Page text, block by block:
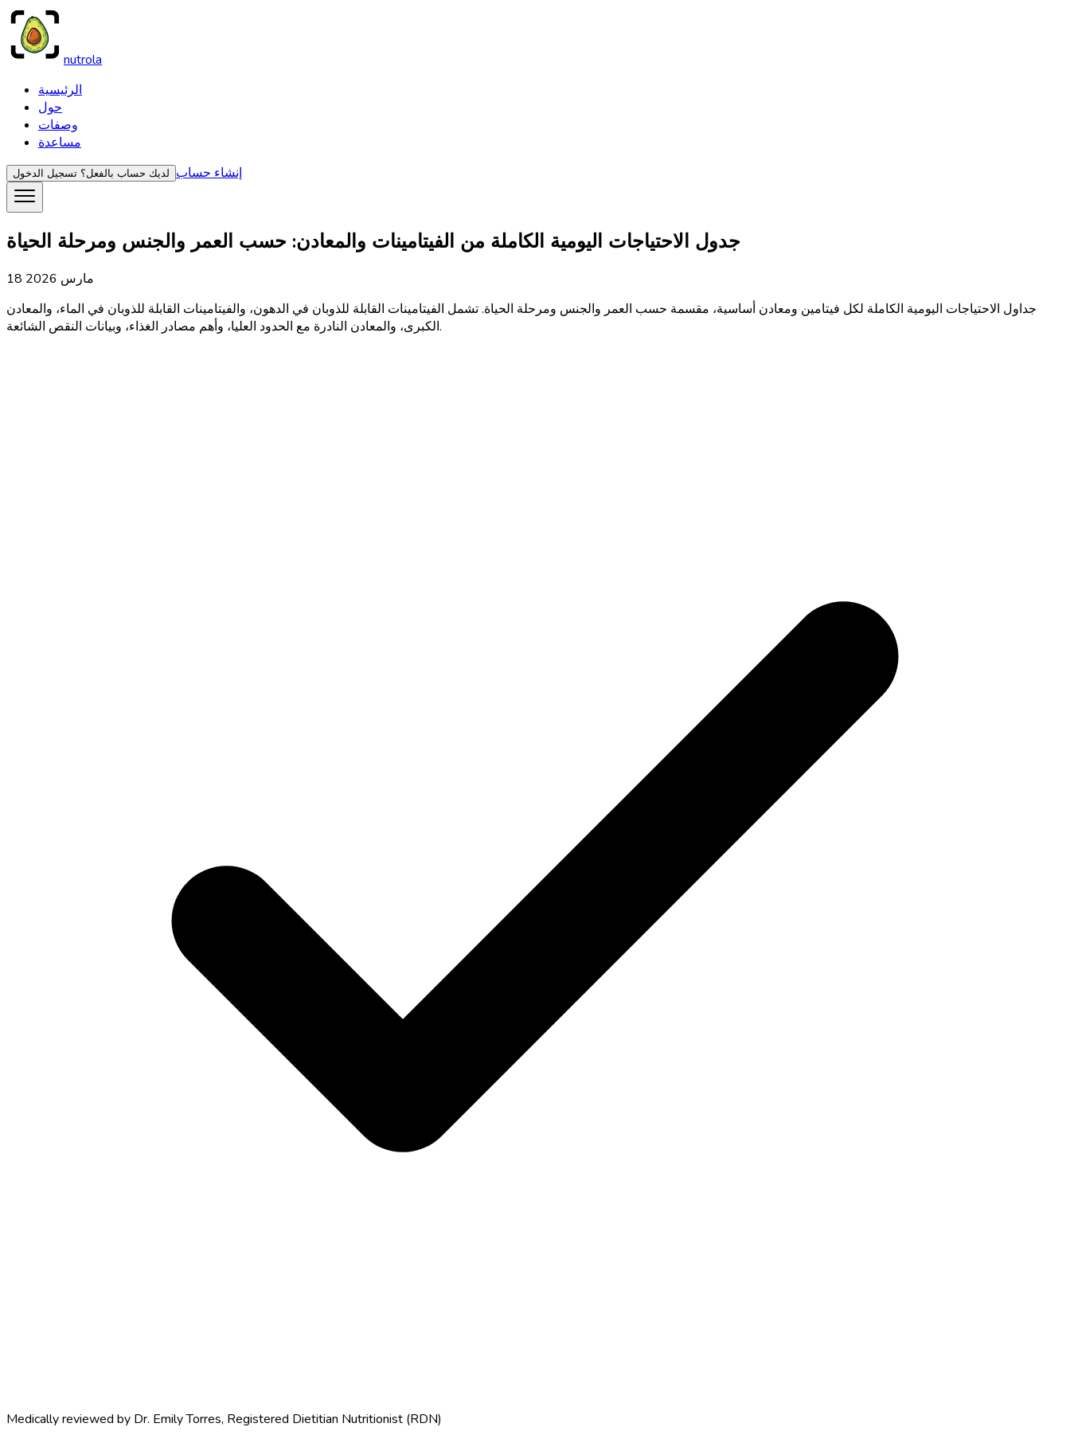
nutrola
الرئيسية
حول
وصفات
مساعدة
لديك حساب بالفعل؟ تسجيل الدخول إنشاء حساب
جدول الاحتياجات اليومية الكاملة من الفيتامينات والمعادن: حسب العمر والجنس ومرحلة الحياة
18 مارس 2026
جداول الاحتياجات اليومية الكاملة لكل فيتامين ومعادن أساسية، مقسمة حسب العمر والجنس ومرحلة الحياة. تشمل الفيتامينات القابلة للذوبان في الدهون، والفيتامينات القابلة للذوبان في الماء، والمعادن
الكبرى، والمعادن النادرة مع الحدود العليا، وأهم مصادر الغذاء، وبيانات النقص الشائعة.
Medically reviewed by Dr. Emily Torres, Registered Dietitian Nutritionist (RDN)